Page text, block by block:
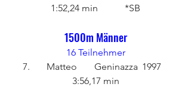
1:52,24 min	 *SB
1500m Männer
16 Teilnehmer
7. 	Matteo 	Geninazza 	1997
3:56,17 min